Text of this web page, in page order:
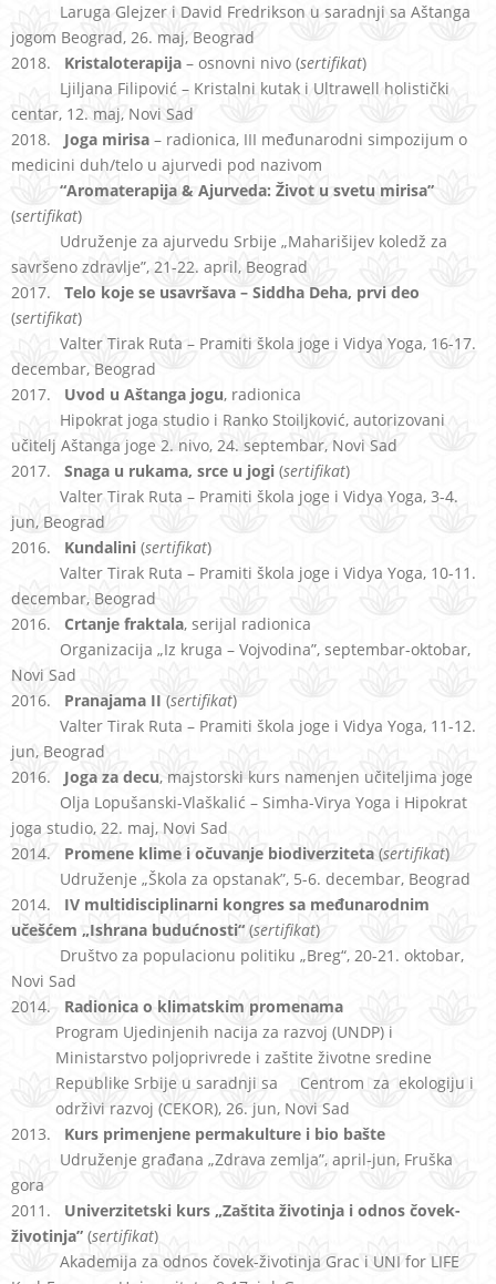
Laruga Glejzer i David Fredrikson u saradnji sa Aštanga
jogom Beograd, 26. maj, Beograd
2018. Kristaloterapija – osnovni nivo (sertifikat)
Ljiljana Filipović – Kristalni kutak i Ultrawell holistički
centar, 12. maj, Novi Sad
2018. Joga mirisa – radionica, III međunarodni simpozijum o
medicini duh/telo u ajurvedi pod nazivom
“Aromaterapija & Ajurveda: Život u svetu mirisa”
(sertifikat)
Udruženje za ajurvedu Srbije „Maharišijev koledž za
savršeno zdravlje”, 21-22. april, Beograd
2017. Telo koje se usavršava – Siddha Deha, prvi deo
(sertifikat)
Valter Tirak Ruta – Pramiti škola joge i Vidya Yoga, 16-17.
decembar, Beograd
2017. Uvod u Aštanga jogu, radionica
Hipokrat joga studio i Ranko Stoiljković, autorizovani
učitelj Aštanga joge 2. nivo, 24. septembar, Novi Sad
2017. Snaga u rukama, srce u jogi (sertifikat)
Valter Tirak Ruta – Pramiti škola joge i Vidya Yoga, 3-4.
jun, Beograd
2016. Kundalini (sertifikat)
Valter Tirak Ruta – Pramiti škola joge i Vidya Yoga, 10-11.
decembar, Beograd
2016. Crtanje fraktala, serijal radionica
Organizacija „Iz kruga – Vojvodina”, septembar-oktobar,
Novi Sad
2016. Pranajama II (sertifikat)
Valter Tirak Ruta – Pramiti škola joge i Vidya Yoga, 11-12.
jun, Beograd
2016. Joga za decu, majstorski kurs namenjen učiteljima joge
Olja Lopušanski-Vlaškalić – Simha-Virya Yoga i Hipokrat
joga studio, 22. maj, Novi Sad
2014. Promene klime i očuvanje biodiverziteta (sertifikat)
Udruženje „Škola za opstanak”, 5-6. decembar, Beograd
2014. IV multidisciplinarni kongres sa međunarodnim
učešćem „Ishrana budućnosti“ (sertifikat)
Društvo za populacionu politiku „Breg“, 20-21. oktobar,
Novi Sad
2014. Radionica o klimatskim promenama
Program Ujedinjenih nacija za razvoj (UNDP) i
Ministarstvo poljoprivrede i zaštite životne sredine
Republike Srbije u saradnji sa Centrom za ekologiju i
održivi razvoj (CEKOR), 26. jun, Novi Sad
2013. Kurs primenjene permakulture i bio bašte
Udruženje građana „Zdrava zemlja”, april-jun, Fruška
gora
2011. Univerzitetski kurs „Zaštita životinja i odnos čovek-
životinja” (sertifikat)
Akademija za odnos čovek-životinja Grac i UNI for LIFE